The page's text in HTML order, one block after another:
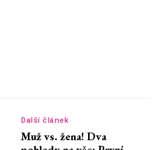
Další článek
Muž vs. žena! Dva